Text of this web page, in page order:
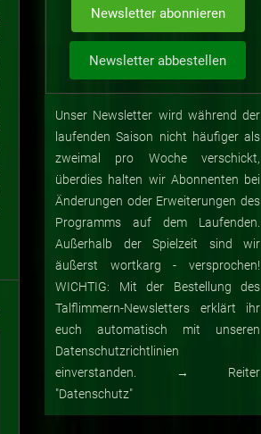
Unser Newsletter wird während der
laufenden Saison nicht häufiger als
zweimal pro Woche verschickt,
überdies halten wir Abonnenten bei
Änderungen oder Erweiterungen des
Programms auf dem Laufenden.
Außerhalb der Spielzeit sind wir
äußerst wortkarg - versprochen!
WICHTIG: Mit der Bestellung des
Talflimmern-Newsletters erklärt ihr
euch automatisch mit unseren
Datenschutzrichtlinien
einverstanden. → Reiter
"Datenschutz"